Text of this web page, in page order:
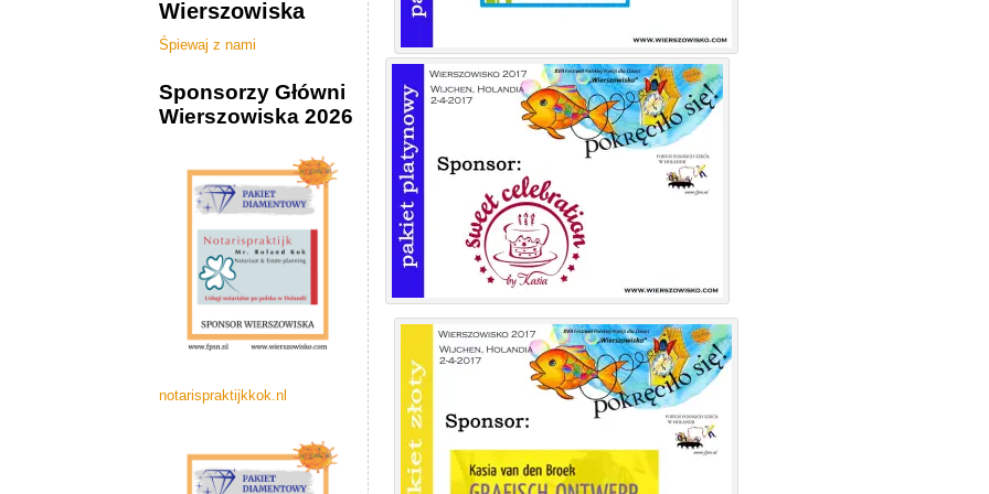
hurtownie
Roland Kok
tuinaanleg
Zostań Sponsorem
Wierszowiska
Śpiewaj z nami
Sponsorzy Główni
Wierszowiska 2026
notarispraktijkkok.nl